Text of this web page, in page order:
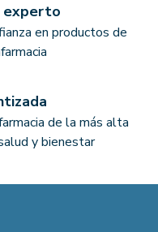
experto
en productos de
de la más alta
y bienestar